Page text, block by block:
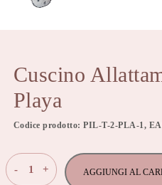
Cuscino
Playa
Codice prodotto: PIL-T-2-PLA-1,
-
Cuscino
Allattamento
+ AGGIUNGI AL